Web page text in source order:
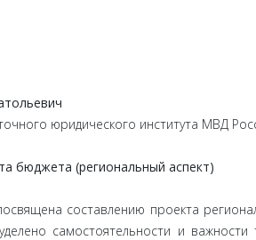
юридического института МВД
бюджета (региональный аспект)
составлению проекта
самостоятельности и